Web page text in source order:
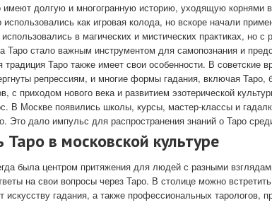
имеют долгую и многогранную историю, уходящую корнями
использовались как игровая колода, но вскоре начали
в магических и мистических практиках, но с
Таро стало важным инструментом для самопознания и
традиция Таро также имеет свои особенности. В советские
репрессиям, и многие формы гадания, включая Таро,
с приходом нового века и развитием эзотерической
В Москве появились школы, курсы, мастер-классы и
Это дало импульс для распространения знаний о Таро
Таро в московской культуре
была центром притяжения для людей с разными
на свои вопросы через Таро. В столице можно
искусству гадания, а также профессиональных тарологов,